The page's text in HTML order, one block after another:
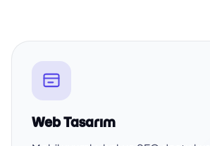
Web Tasarım